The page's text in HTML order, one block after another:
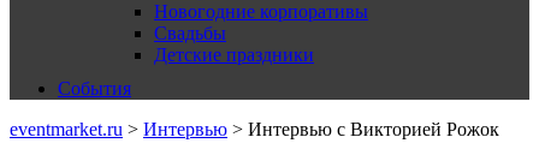
Новогодние корпоративы
Свадьбы
Детские праздники
События
eventmarket.ru > Интервью > Интервью с Викторией Рожок